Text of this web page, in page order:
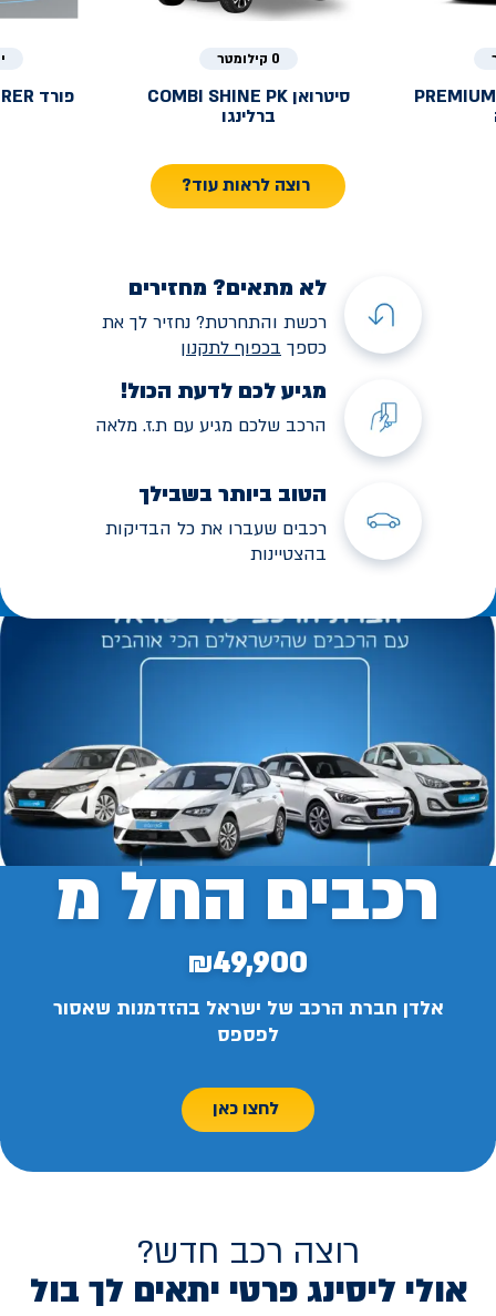
0 קילומטר
סיטרואן COMBI SHINE PK
ברלינגו
פורד
רוצה לראות עוד?
לא מתאים? מחזירים
רכשת והתחרטת? נחזיר לך את
כספך בכפוף לתקנון
מגיע לכם לדעת הכול!
הרכב שלכם מגיע עם ת.ז. מלאה
הטוב ביותר בשבילך
רכבים שעברו את כל הבדיקות
בהצטיינות
רכבים החל מ
₪49,900
אלדן חברת הרכב של ישראל בהזדמנות שאסור
לפספס
לחצו כאן
רוצה רכב חדש?
אולי ליסינג פרטי יתאים לך בול